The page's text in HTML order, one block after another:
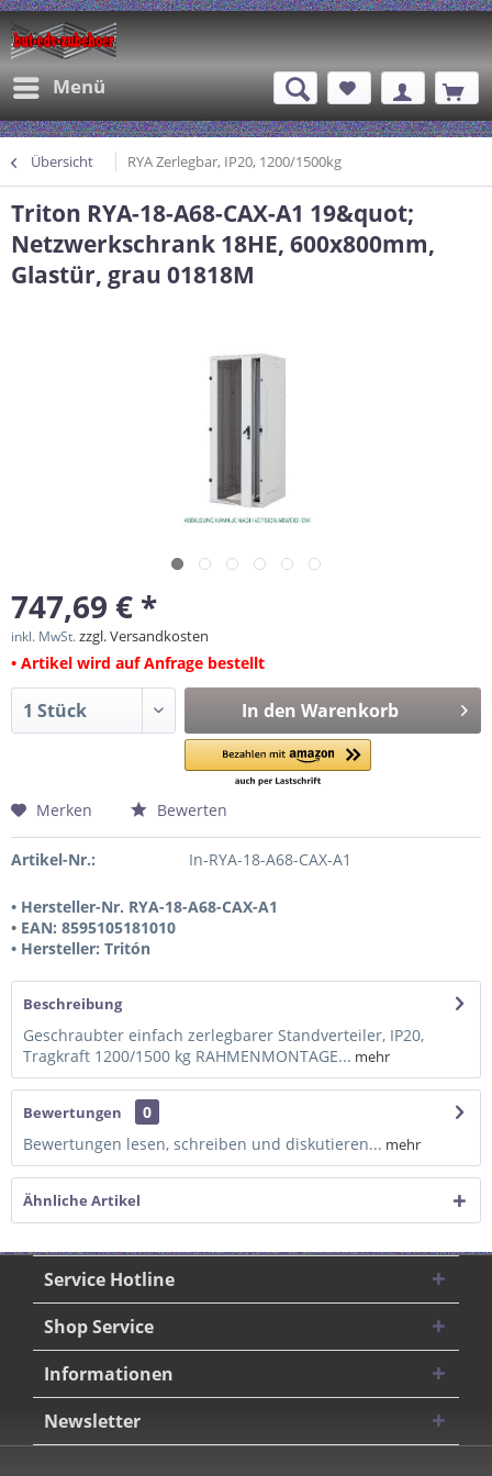
Menü
Übersicht RYA Zerlegbar, IP20, 1200/1500kg
Triton RYA-18-A68-CAX-A1 19&quot;
Netzwerkschrank 18HE, 600x800mm,
Glastür, grau 01818M
747,69 € *
inkl. MwSt.zzgl. Versandkosten
• Artikel wird auf Anfrage bestellt
In den Warenkorb
Merken Bewerten
Artikel-Nr.: In-RYA-18-A68-CAX-A1
• Hersteller-Nr. RYA-18-A68-CAX-A1
• EAN: 8595105181010
• Hersteller: Tritón
Beschreibung
Geschraubter einfach zerlegbarer Standverteiler, IP20,
Tragkraft 1200/1500 kg RAHMENMONTAGE... mehr
Bewertungen
0
Bewertungen lesen, schreiben und diskutieren... mehr
Ähnliche Artikel
Service Hotline
Shop Service
Informationen
Newsletter